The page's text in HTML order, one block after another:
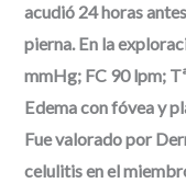
acudió 24 horas
pierna. En la
mmHg; FC 90 lpm;
Edema con fóvea y
Fue valorado por
celulitis en el